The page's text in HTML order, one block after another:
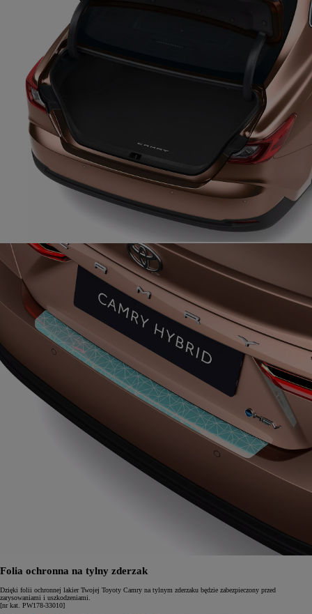
Folia ochronna na tylny zderzak
Dzięki folii ochronnej lakier Twojej Toyoty Camry na tylnym zderzaku będzie zabezpieczony przed
zarysowaniami i uszkodzeniami.
[nr kat. PW178-33010]